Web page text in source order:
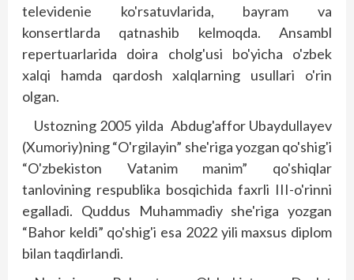
televidenie ko'rsatuvlarida, bayram va
konsertlarda qatnashib kelmoqda. Ansambl
repertuarlarida doira cholg'usi bo'yicha o'zbek
xalqi hamda qardosh xalqlarning usullari o'rin
olgan.
Ustozning 2005 yilda Abdug'affor Ubaydullayev
(Xumoriy)ning “O'rgilayin” she'riga yozgan qo'shig'i
“O'zbekiston Vatanim manim” qo'shiqlar
tanlovining res­publika bosqichida faxrli III-o'rinni
egalladi. Quddus Muhammadiy she'riga yozgan
“Bahor keldi” qo'shig'i esa 2022 yili maxsus diplom
bilan taqdirlandi.